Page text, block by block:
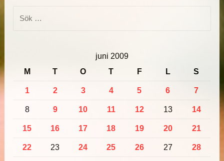
juni 2009
M
T O T F L S
1 2 3 4 5 6 7
8 9 10 11 12 13 14
15 16 17 18 19 20 21
22 23 24 25 26 27 28